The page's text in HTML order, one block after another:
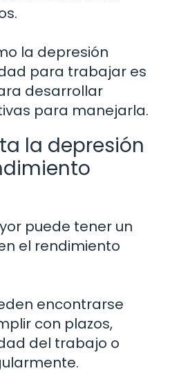
la depresión
para trabajar es
desarrollar
para manejarla.
la depresión
puede tener un
el rendimiento
encontrarse
con plazos,
del trabajo o